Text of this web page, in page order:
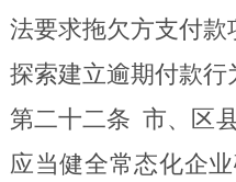
法要求拖欠方支付款
探索建立逾期付款行
第二十二条 市、区
应当健全常态化企